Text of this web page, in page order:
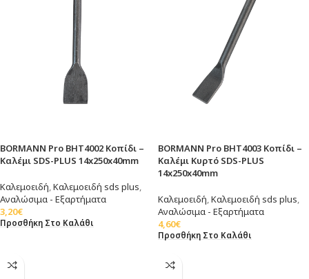
BORMANN Pro BHT4002 Κοπίδι –
Καλέμι SDS-PLUS 14x250x40mm
Καλεμοειδή,Καλεμοειδή sds plus,
Αναλώσιμα - Εξαρτήματα
3,20€
Προσθήκη Στο Καλάθι
BORMANN Pro BHT4003 Κοπίδι –
Καλέμι Κυρτό SDS-PLUS
14x250x40mm
Καλεμοειδή,Καλεμοειδή sds plus,
Αναλώσιμα - Εξαρτήματα
4,60€
Προσθήκη Στο Καλάθι